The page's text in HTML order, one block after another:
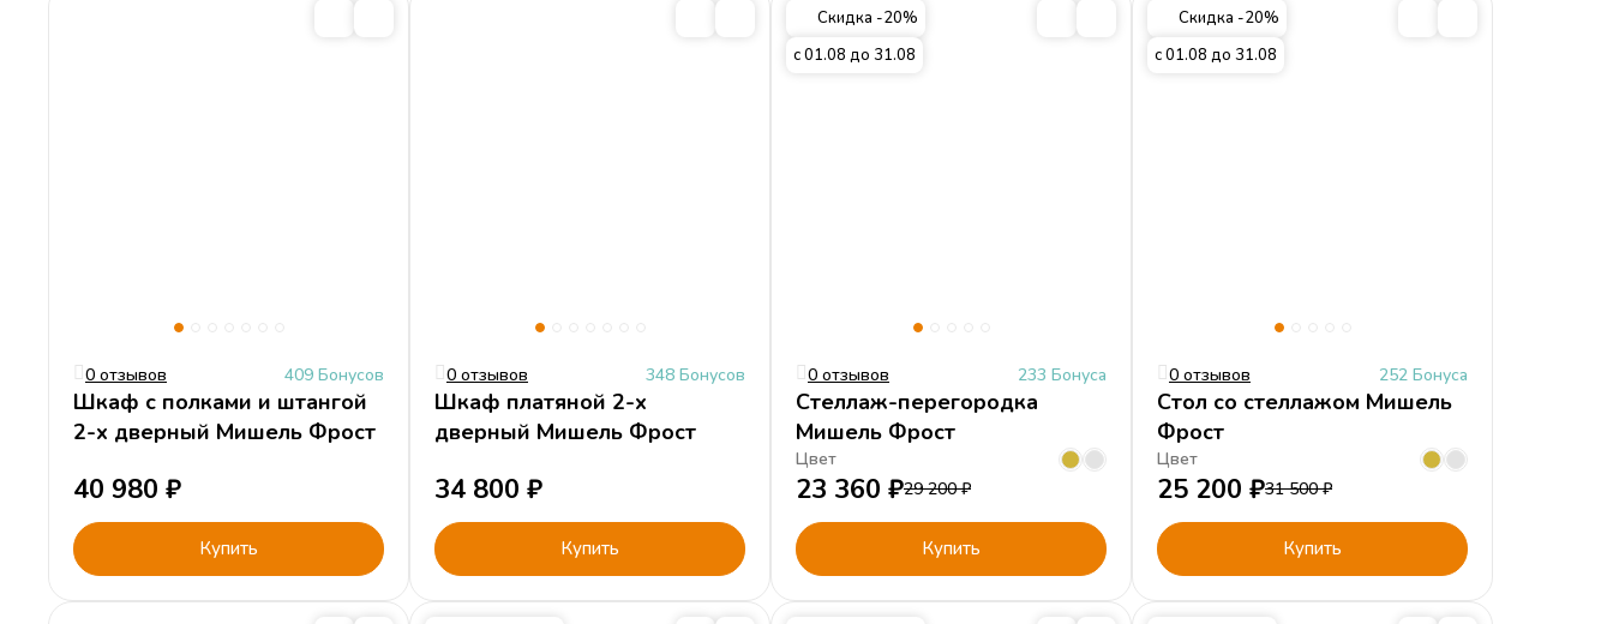
0 отзывов 409 Бонусов
Шкаф с полками и штангой
2-х дверный Мишель Фрост
40 980 ₽
Купить
0 отзывов 348 Бонусов
Шкаф платяной 2-х
дверный Мишель Фрост
34 800 ₽
Купить
Скидка -20%
с 01.08 до 31.08
0 отзывов 233 Бонуса
Стеллаж-перегородка
Мишель Фрост
Цвет
23 360 ₽29 200₽
Купить
Скидка -20%
с 01.08 до 31.08
0 отзывов 252 Бонуса
Стол со стеллажом Мишель
Фрост
Цвет
25 200 ₽31 500₽
Купить